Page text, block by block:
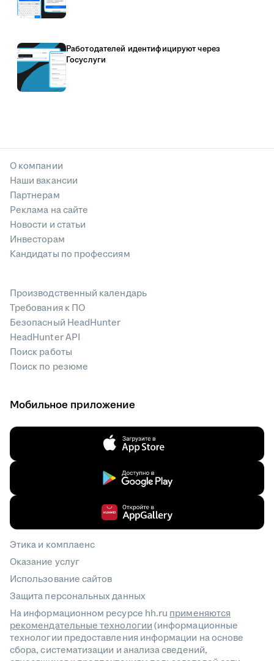
Работодателей идентифицируют через
Госуслуги
О компании
Наши вакансии
Партнерам
Реклама на сайте
Новости и статьи
Инвесторам
Кандидаты по профессиям
Производственный календарь
Требования к ПО
Безопасный HeadHunter
HeadHunter API
Поиск работы
Поиск по резюме
Мобильное приложение
Этика и комплаенс
Оказание услуг
Использование сайтов
Защита персональных данных
На информационном ресурсе hh.ru применяются
рекомендательные технологии(информационные
технологии предоставления информации на основе
сбора, систематизации и анализа сведений,